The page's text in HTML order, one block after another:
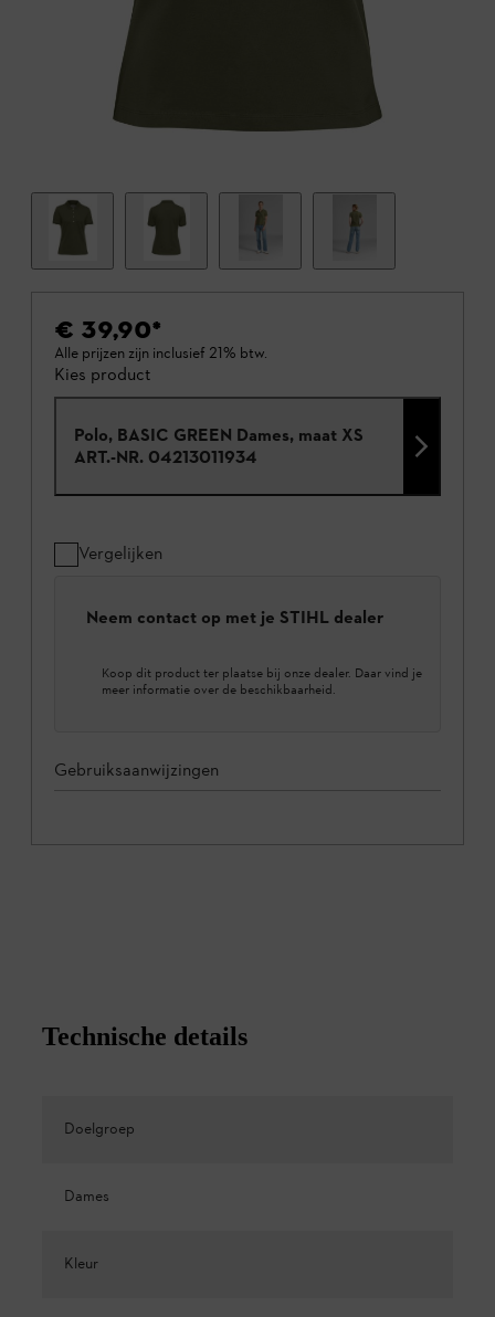
€ 39,90*
Alle prijzen zijn inclusief 21% btw.
Kies product
Polo, BASIC GREEN Dames, maat XS
ART.-NR. 04213011934
Vergelijken
Neem contact op met je STIHL dealer
Koop dit product ter plaatse bij onze dealer. Daar vind je
meer informatie over de beschikbaarheid.
Gebruiksaanwijzingen
Technische details
Doelgroep
Dames
Kleur